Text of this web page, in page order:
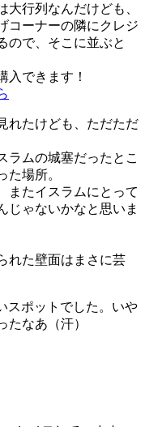
大行列なんだけども、
コーナーの隣にクレジ
ので、そこに並ぶと
入できます！
れたけども、ただただ
ラムの城塞だったとこ
た場所。
またイスラムにとって
じゃないかなと思いま
れた壁面はまさに芸
スポットでした。いや
たなあ（汗）